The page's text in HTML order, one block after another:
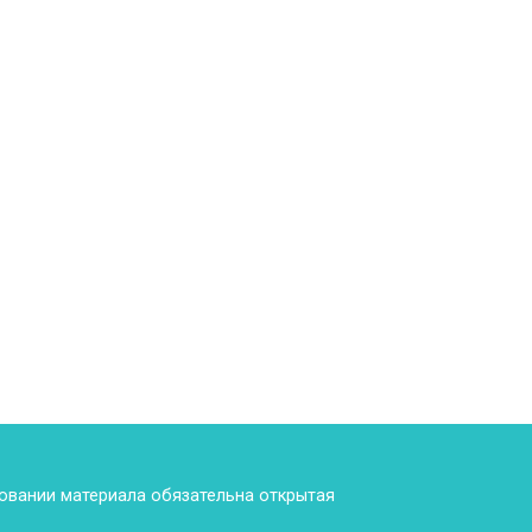
материала обязательна открытая